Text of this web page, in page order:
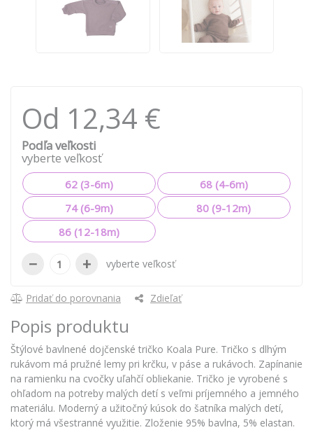
Od 12,34 €
Podľa veľkosti
vyberte veľkosť
62 (3-6m)
68 (4-6m)
74 (6-9m)
80 (9-12m)
86 (12-18m)
− + vyberte veľkosť
Pridať do porovnania Zdieľať
Popis produktu
Štýlové bavlnené dojčenské tričko Koala Pure. Tričko s dlhým
rukávom má pružné lemy pri krčku, v páse a rukávoch. Zapínanie
na ramienku na cvočky uľahčí obliekanie. Tričko je vyrobené s
ohľadom na potreby malých detí s veľmi príjemného a jemného
materiálu. Moderný a užitočný kúsok do šatníka malých detí,
ktorý má všestranné využitie. Zloženie 95% bavlna, 5% elastan.